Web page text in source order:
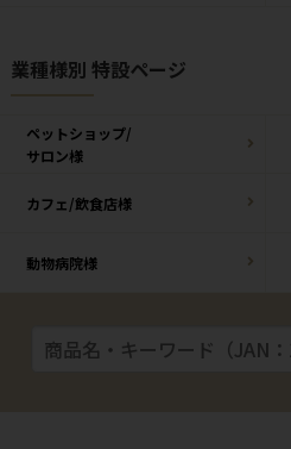
業種様別 特設ページ
ペットショップ/
サロン様
カフェ/飲食店様
動物病院様